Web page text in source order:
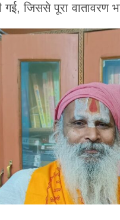
जिससे पूरा वातावरण